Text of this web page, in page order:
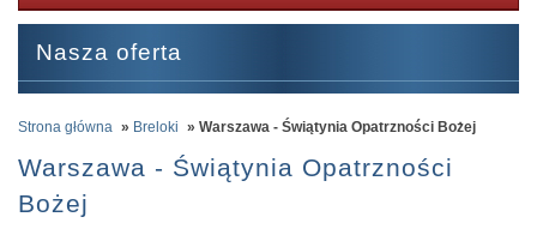
Nasza oferta
Strona główna » Breloki » Warszawa - Świątynia Opatrzności Bożej
Warszawa - Świątynia Opatrzności
Bożej